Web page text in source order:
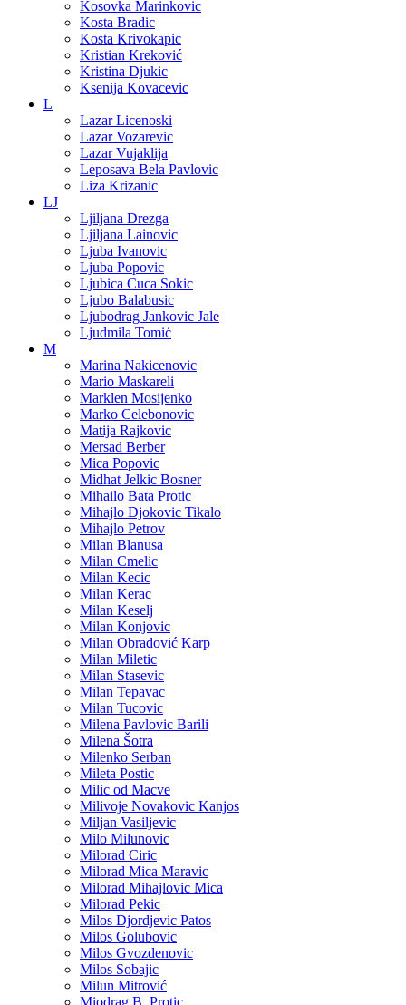
Kosovka Marinkovic
Kosta Bradic
Kosta Krivokapic
Kristian Kreković
Kristina Djukic
Ksenija Kovacevic
L
Lazar Licenoski
Lazar Vozarevic
Lazar Vujaklija
Leposava Bela Pavlovic
Liza Krizanic
LJ
Ljiljana Drezga
Ljiljana Lainovic
Ljuba Ivanovic
Ljuba Popovic
Ljubica Cuca Sokic
Ljubo Balabusic
Ljubodrag Jankovic Jale
Ljudmila Tomić
M
Marina Nakicenovic
Mario Maskareli
Marklen Mosijenko
Marko Celebonovic
Matija Rajkovic
Mersad Berber
Mica Popovic
Midhat Jelkic Bosner
Mihailo Bata Protic
Mihajlo Djokovic Tikalo
Mihajlo Petrov
Milan Blanusa
Milan Cmelic
Milan Kecic
Milan Kerac
Milan Keselj
Milan Konjovic
Milan Obradović Karp
Milan Miletic
Milan Stasevic
Milan Tepavac
Milan Tucovic
Milena Pavlovic Barili
Milena Šotra
Milenko Serban
Mileta Postic
Milic od Macve
Milivoje Novakovic Kanjos
Miljan Vasiljevic
Milo Milunovic
Milorad Ciric
Milorad Mica Maravic
Milorad Mihajlovic Mica
Milorad Pekic
Milos Djordjevic Patos
Milos Golubovic
Milos Gvozdenovic
Milos Sobajic
Milun Mitrović